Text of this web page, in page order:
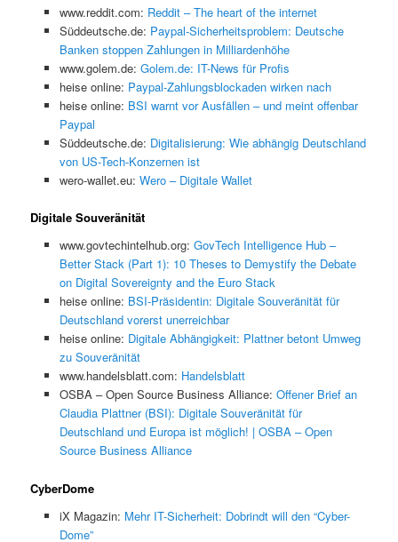
www.reddit.com: Reddit – The heart of the internet
Süddeutsche.de: Paypal-Sicherheitsproblem: Deutsche
Banken stoppen Zahlungen in Milliardenhöhe
www.golem.de: Golem.de: IT-News für Profis
heise online: Paypal-Zahlungsblockaden wirken nach
heise online: BSI warnt vor Ausfällen – und meint offenbar
Paypal
Süddeutsche.de: Digitalisierung: Wie abhängig Deutschland
von US-Tech-Konzernen ist
wero-wallet.eu: Wero – Digitale Wallet
Digitale Souveränität
www.govtechintelhub.org: GovTech Intelligence Hub –
Better Stack (Part 1): 10 Theses to Demystify the Debate
on Digital Sovereignty and the Euro Stack
heise online: BSI-Präsidentin: Digitale Souveränität für
Deutschland vorerst unerreichbar
heise online: Digitale Abhängigkeit: Plattner betont Umweg
zu Souveränität
www.handelsblatt.com: Handelsblatt
OSBA – Open Source Business Alliance: Offener Brief an
Claudia Plattner (BSI): Digitale Souveränität für
Deutschland und Europa ist möglich! | OSBA – Open
Source Business Alliance
CyberDome
iX Magazin: Mehr IT-Sicherheit: Dobrindt will den “Cyber-
Dome”